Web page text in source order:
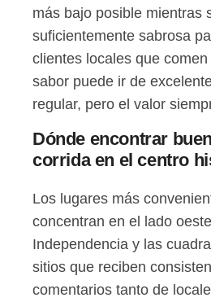
más bajo posible mientras
suficientemente sabrosa
clientes locales que
sabor puede ir de
regular, pero el valor
Dónde encontrar
corrida en el centro
Los lugares más
concentran en el lado
Independencia y las
sitios que reciben
comentarios tanto de